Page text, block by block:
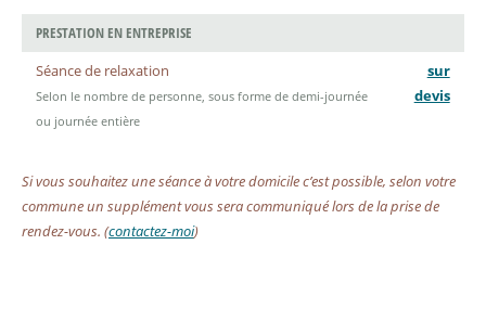
PRESTATION EN ENTREPRISE
Séance de relaxation
Selon le nombre de personne, sous forme de demi-journée
ou journée entière
sur
devis
Si vous souhaitez une séance à votre domicile c’est possible, selon votre
commune un supplément vous sera communiqué lors de la prise de
rendez-vous. (contactez-moi)